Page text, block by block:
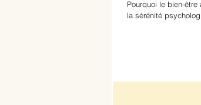
Pourquoi le bien-
la sérénité